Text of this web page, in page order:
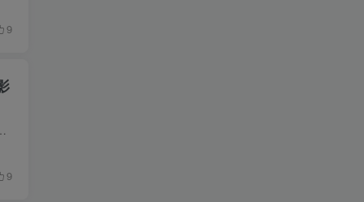
9
UI6的升级版，UI8不仅修复了前一版本中存在的一些BUG，还提供...
9